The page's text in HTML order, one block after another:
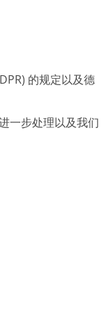
的规定以及德
一步处理以及我们